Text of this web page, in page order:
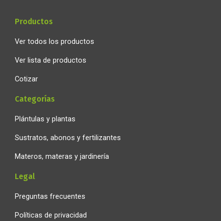
Productos
Ver todos los productos
Ver lista de productos
Cotizar
Categorías
Plántulas y plantas
Sustratos, abonos y fertilizantes
Materos, materas y jardinería
Legal
Preguntas frecuentes
Políticas de privacidad